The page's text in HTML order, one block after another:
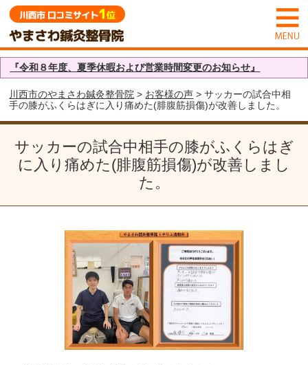
『令和８年度、夏季休暇および営業時間変更のお知らせ』
川西市のやまさわ鍼灸整骨院 > お客様の声 > サッカーの試合中相
手の膝がふくらはぎに入り痛めた(腓腹筋損傷)が改善しました。
サッカーの試合中相手の膝がふくらはぎ
に入り痛めた(腓腹筋損傷)が改善しまし
た。